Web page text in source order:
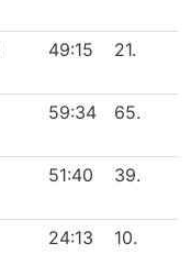
49:15 21.
59:34 65.
51:40 39.
24:13 10.